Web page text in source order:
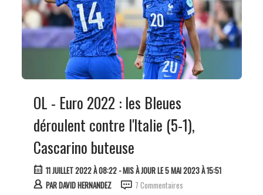
OL - Euro 2022 : les Bleues
déroulent contre l'Italie (5-1),
Cascarino buteuse
11 JUILLET 2022 À 08:22- MIS À JOUR LE 5 MAI 2023 À 15:51
PARDAVID HERNANDEZ 7 Commentaires